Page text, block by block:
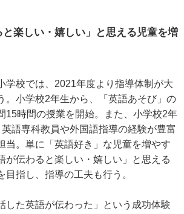
と楽しい・嬉しい」と思える児童を増
校では、2021年度より指導体制が大
。小学校2年生から、「英語あそび」の
15時間の授業を開始。また、小学校2年
語専科教員や外国語指導の経験が豊富
当。単に「英語好き」な児童を増やす
が伝わると楽しい・嬉しい」と思える
目指し、指導の工夫も行う。
た英語が伝わった」という成功体験